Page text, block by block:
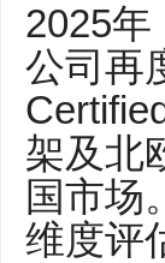
2025
公司再
架及北
国市场
维度评